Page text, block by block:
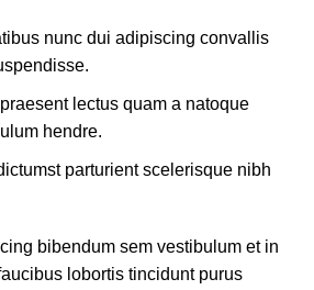
nunc dui adipiscing convallis
lectus quam a natoque
hendre.
parturient scelerisque nibh
bibendum sem vestibulum et in
lobortis tincidunt purus